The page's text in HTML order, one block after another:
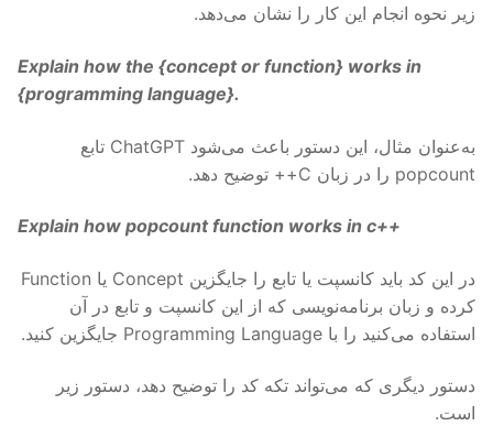
زیر نحوه انجام این کار را نشان می‌دهد.
Explain how the {conceptor function} works in
{programming language}.
به‌عنوان مثال، این دستور باعث می‌شود ChatGPT تابع
popcount را در زبان C++ توضیح دهد.
Explain how popcount function works in c++
در این کد باید کانسپت یا تابع را جایگزین Concept یا Function
کرده و زبان برنامه‌نویسی که از این کانسپت و تابع در آن
استفاده می‌کنید را با Programming Language جایگزین کنید.
دستور دیگری که می‌تواند تکه کد را توضیح دهد، دستور زیر
است.